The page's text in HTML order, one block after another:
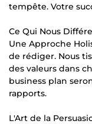
tempête. Votre
Ce Qui Nous
Une Approche
de rédiger. Nous
des valeurs dans
business plan
rapports.
L'Art de la